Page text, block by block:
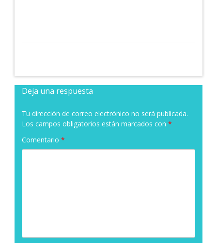
Deja una respuesta
Tu dirección de correo electrónico no será publicada.
Los campos obligatorios están marcados con *
Comentario *